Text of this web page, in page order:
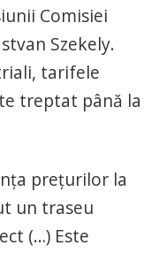
Comisiei
Szekely.
tarifele
treptat până la
preţurilor la
un traseu
(…) Este